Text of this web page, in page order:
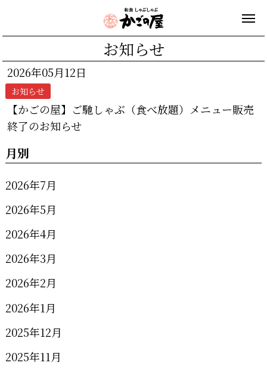
お知らせ
2026年05月12日
お知らせ
【かごの屋】ご馳しゃぶ（食べ放題）メニュー販売
終了のお知らせ
月別
2026年7月
2026年5月
2026年4月
2026年3月
2026年2月
2026年1月
2025年12月
2025年11月